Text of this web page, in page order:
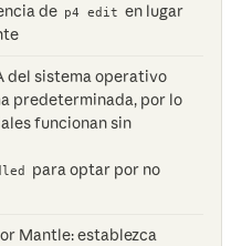
de p4 edit en lugar
del sistema operativo
predeterminada, por lo
funcionan sin
para optar por no
Mantle: establezca